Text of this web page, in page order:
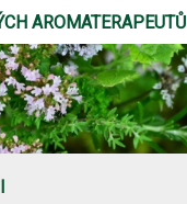
AROMATERAPEUTŮ